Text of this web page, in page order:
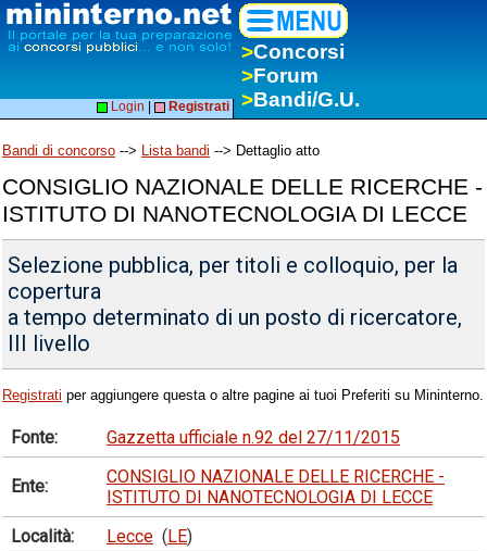
>Concorsi
>Forum
>Bandi/G.U.
Login Registrati
Bandi di concorso --> Lista bandi --> Dettaglio atto
CONSIGLIO NAZIONALE DELLE RICERCHE -
ISTITUTO DI NANOTECNOLOGIA DI LECCE
Selezione pubblica, per titoli e colloquio, per la
copertura
a tempo determinato di un posto di ricercatore,
III livello
Registrati per aggiungere questa o altre pagine ai tuoi Preferiti su Mininterno.
Fonte: Gazzetta ufficiale n.92 del 27/11/2015
Ente:
CONSIGLIO NAZIONALE DELLE RICERCHE -
ISTITUTO DI NANOTECNOLOGIA DI LECCE
Località:
Lecce (LE)